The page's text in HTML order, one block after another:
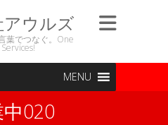
ウルズ
葉でつなぐ。One
MENU
020